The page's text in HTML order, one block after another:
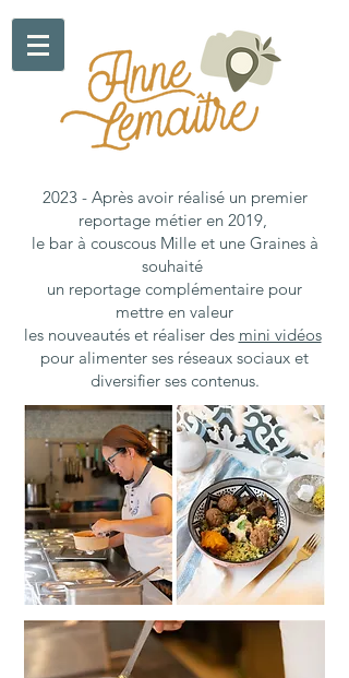
2023 - Après avoir réalisé un premier
reportage métier en 2019,
le bar à couscous Mille et une Graines à
souhaité
un reportage complémentaire pour
mettre en valeur
les nouveautés et réaliser des mini vidéos
pour alimenter ses réseaux sociaux et
diversifier ses contenus.